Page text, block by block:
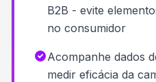
B2B - evite
no consumidor
Acompanhe dados
medir eficácia da